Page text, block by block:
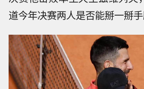
道今年决赛两人是否能掰一掰手